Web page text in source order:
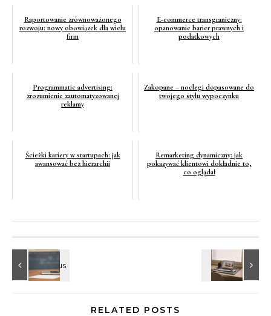
Raportowanie zrównoważonego
rozwoju: nowy obowiązek dla wielu
firm
E-commerce transgraniczny:
opanowanie barier prawnych i
podatkowych
Programmatic advertising:
zrozumienie zautomatyzowanej
reklamy
Zakopane – noclegi dopasowane do
twojego stylu wypoczynku
Ścieżki kariery w startupach: jak
awansować bez hierarchii
Remarketing dynamiczny: jak
pokazywać klientowi dokładnie to,
co oglądał
RELATED POSTS